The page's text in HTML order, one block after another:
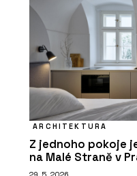
ARCHITEKTURA
Z jednoho pokoje
na Malé Straně v